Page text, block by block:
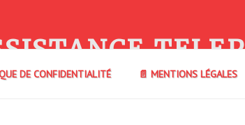
DE CONFIDENTIALITÉ 📄 MENTIONS LÉGALES